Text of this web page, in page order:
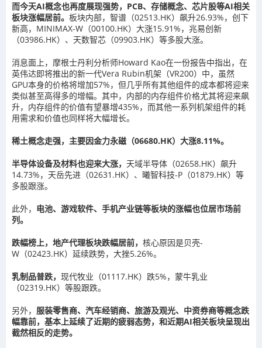
而今天AI概念也再度展现强势，PCB、存储概念、芯片股等AI相关
板块涨幅居前。 板块内部，智谱（02513.HK）飙升26.93%，创下
新高，MINIMAX-W（00100.HK）大涨15.91%，兆易创新
（03986.HK）、天数智芯（09903.HK）等多股大涨。
消息面上，摩根士丹利分析师Howard Kao在一份报告中指出，在
英伟达即将推出的新一代Vera Rubin机架（VR200）中，虽然
GPU本身的价格将增加57%，但几乎所有其他组件的成本都将迎来
类似甚至高得多的增幅。其中，内部的内存组件价格尤其将迎来飙
升，内存组件的价值有望暴增435%，而其他一系列机架组件的耗
用需求和价值也同样将大幅增长。
稀土概念走强，主要因金力永磁（06680.HK）大涨8.11%。
半导体设备及材料也迎来大涨， 天域半导体（02658.HK）飙升
14.73%，天岳先进（02631.HK）、曦智科技-P（01879.HK）等
多股跟涨。
此外， 电池、游戏软件、手机产业链等板块的涨幅也位居市场前
列。
跌幅榜上，地产代理板块跌幅居前， 核心原因是贝壳-
W（02423.HK）延续跌势，大挫5.26%。
乳制品普跌， 现代牧业（01117.HK）跌5%，蒙牛乳业
（02319.HK）等股跟跌。
另外， 服装零售商、汽车经销商、旅游及观光、中资券商等概念跌
幅靠前，基本上延续了近期的疲弱态势，和近期AI相关板块呈现出
截然相反的走势。